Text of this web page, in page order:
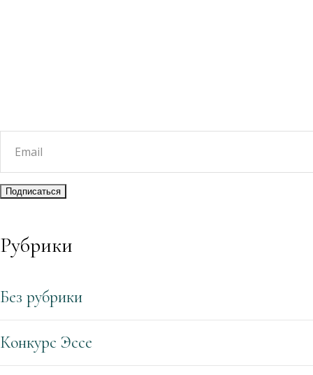
Рубрики
Без рубрики
Конкурс Эссе